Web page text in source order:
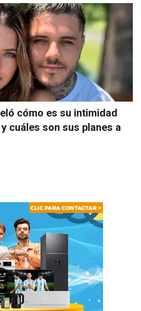
cómo es su intimidad
cuáles son sus planes a